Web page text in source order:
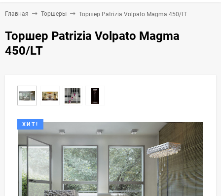
Главная Торшеры Торшер Patrizia Volpato Magma 450/LT
Торшер Patrizia Volpato Magma
450/LT
ХИТ!